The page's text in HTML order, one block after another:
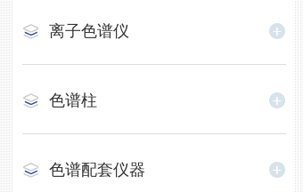
离子色谱仪
色谱柱
色谱配套仪器